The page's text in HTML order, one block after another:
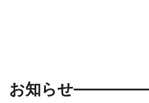
お知らせ